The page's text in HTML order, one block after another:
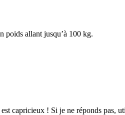
poids allant jusqu’à 100 kg.
capricieux ! Si je ne réponds pas,